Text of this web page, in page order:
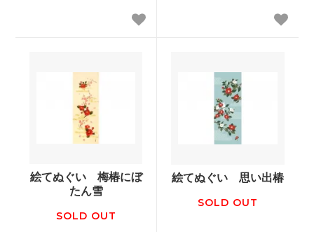
絵てぬぐい 梅椿にぼ
たん雪
SOLD OUT
絵てぬぐい 思い出椿
SOLD OUT